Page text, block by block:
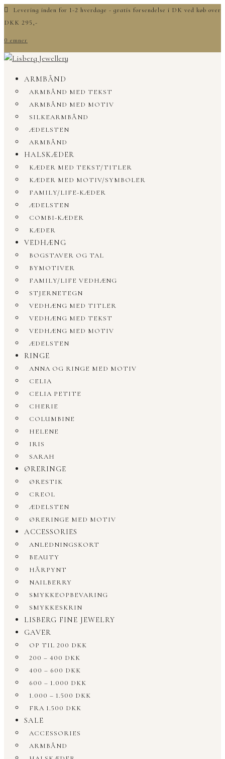
Levering inden for 1-2 hverdage - gratis forsendelse i DK ved køb over
DKK 295,-
0 emner
ARMBÅND
ARMBÅND MED TEKST
ARMBÅND MED MOTIV
SILKEARMBÅND
ÆDELSTEN
ARMBÅND
HALSKÆDER
KÆDER MED TEKST/TITLER
KÆDER MED MOTIV/SYMBOLER
FAMILY/LIFE-KÆDER
ÆDELSTEN
COMBI-KÆDER
KÆDER
VEDHÆNG
BOGSTAVER OG TAL
BYMOTIVER
FAMILY/LIFE VEDHÆNG
STJERNETEGN
VEDHÆNG MED TITLER
VEDHÆNG MED TEKST
VEDHÆNG MED MOTIV
ÆDELSTEN
RINGE
ANNA OG RINGE MED MOTIV
CELIA
CELIA PETITE
CHERIE
COLUMBINE
HELENE
IRIS
SARAH
ØRERINGE
ØRESTIK
CREOL
ÆDELSTEN
ØRERINGE MED MOTIV
ACCESSORIES
ANLEDNINGSKORT
BEAUTY
HÅRPYNT
NAILBERRY
SMYKKEOPBEVARING
SMYKKESKRIN
LISBERG FINE JEWELRY
GAVER
OP TIL 200 DKK
200 – 400 DKK
400 – 600 DKK
600 – 1.000 DKK
1.000 – 1.500 DKK
FRA 1.500 DKK
SALE
ACCESSORIES
ARMBÅND